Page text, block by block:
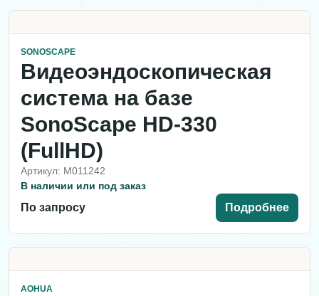
SONOSCAPE
Видеоэндоскопическая
система на базе
SonoScape HD-330
(FullHD)
Артикул: M011242
В наличии или под заказ
По запросу Подробнее
AOHUA